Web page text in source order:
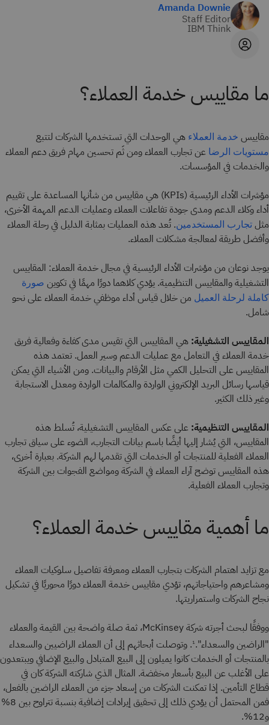
Amanda Downie
Staff Editor
IBM Think
ما مقاييس خدمة العملاء؟
مقاييس خدمة العملاء هي الوحدات التي تستخدمها الشركات لتتبع
مستويات الرضا عن تجارب العملاء ومن ثَم تحسين مهام فريق دعم العملاء
والخدمات في المؤسسات.
مؤشرات الأداء الرئيسية (KPIs) هي مقاييس من شأنها المساعدة على تقييم
أداء وكلاء الدعم ومدى جودة تفاعلات العملاء وعمليات الدعم المهمة الأخرى،
مثل تجارب المستخدمين. تُعد هذه العمليات بمثابة الدليل في رحلة العملاء
وأفضل طريقة لمعالجة مشكلات العملاء.
يوجد نوعان من مؤشرات الأداء الرئيسية في مجال خدمة العملاء: المقاييس
التشغيلية والمقاييس التنظيمية. يؤدي كلاهما دورًا مهمًا في تكوين صورة
كاملة لرحلة العميل من خلال قياس أداء موظفي خدمة العملاء على نحو
شامل.
المقاييس التشغيلية: هي المقاييس التي تقيس مدى كفاءة وفعالية فريق
خدمة العملاء في التعامل مع عمليات الدعم وسير العمل. تعتمد هذه
المقاييس على التحليل الكمي مثل الأرقام والبيانات. ومن الأشياء التي يمكن
قياسها رسائل البريد الإلكتروني الواردة والمكالمات الواردة ومعدل الاستجابة
وغير ذلك الكثير.
المقاييس التنظيمية: على عكس المقاييس التشغيلية، تُسلط هذه
المقاييس، التي يُشار إليها أيضًا باسم بيانات التجارب، الضوء على سياق تجارب
العملاء الفعلية للمنتجات أو الخدمات التي تقدمها لهم الشركة. بعبارة أخرى،
هذه المقاييس توضح آراء العملاء في الشركة ومواضع الفجوات بين الشركة
وتجارب العملاء الفعلية.
ما أهمية مقاييس خدمة العملاء؟
مع تزايد اهتمام الشركات بتجارب العملاء ومعرفة تفاصيل سلوكيات العملاء
ومشاعرهم واحتياجاتهم، تؤدي مقاييس خدمة العملاء دورًا محوريًا في تشكيل
نجاح الشركات واستمراريتها.
ووفقًا لبحث أجرته شركة McKinsey، ثمة صلة واضحة بين القيمة والعملاء
"الراضين والسعداء".1. وتوصلت أبحاثهم إلى أن العملاء الراضيين والسعداء
بالمنتجات أو الخدمات كانوا يميلون إلى البيع المتبادل والبيع الإضافي ويبتعدون
على الأغلب عن البيع بأسعار مخفضة. المثال الذي شاركته الشركة كان في
قطاع التأمين. إذا تمكنت الشركات من إسعاد جزء من العملاء الراضين بالفعل،
فمن المحتمل أن يؤدي ذلك إلى تحقيق إيرادات إضافية بنسبة تتراوح بين 8%
و12%.